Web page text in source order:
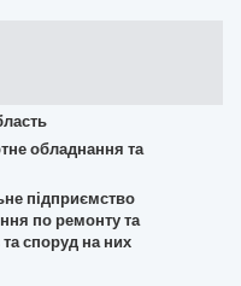
обладнання та
підприємство
по ремонту та
споруд на них